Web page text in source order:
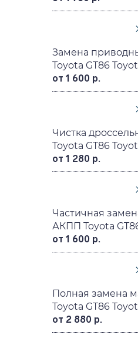
Замена
Toyota GT86
от 1 600 р.
Чистка
Toyota GT86
от 1 280 р.
Частичная
АКПП Toyota
от 1 600 р.
Полная замена
Toyota GT86
от 2 880 р.